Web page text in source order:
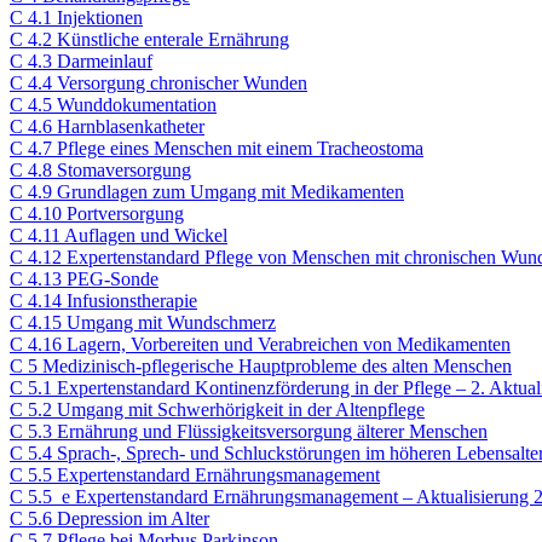
C 4.1 Injektionen
C 4.2 Künstliche enterale Ernährung
C 4.3 Darmeinlauf
C 4.4 Versorgung chronischer Wunden
C 4.5 Wunddokumentation
C 4.6 Harnblasenkatheter
C 4.7 Pflege eines Menschen mit einem Tracheostoma
C 4.8 Stomaversorgung
C 4.9 Grundlagen zum Umgang mit Medikamenten
C 4.10 Portversorgung
C 4.11 Auflagen und Wickel
C 4.12 Expertenstandard Pflege von Menschen mit chronischen
C 4.13 PEG-Sonde
C 4.14 Infusionstherapie
C 4.15 Umgang mit Wundschmerz
C 4.16 Lagern, Vorbereiten und Verabreichen von Medikamenten
C 5 Medizinisch-pflegerische Hauptprobleme des alten Menschen​
C 5.1 Expertenstandard Kontinenzförderung in der Pflege – 2.
C 5.2 Umgang mit Schwerhörigkeit in der Altenpflege
C 5.3 Ernährung und Flüssigkeitsversorgung älterer Menschen
C 5.4 Sprach-, Sprech- und Schluckstörungen im höheren
C 5.5 Expertenstandard Ernährungsmanagement
C 5.5_e Expertenstandard Ernährungsmanagement – Aktualisierung
C 5.6 Depression im Alter